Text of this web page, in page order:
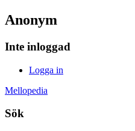
Anonym
Inte inloggad
Logga in
Mellopedia
Sök